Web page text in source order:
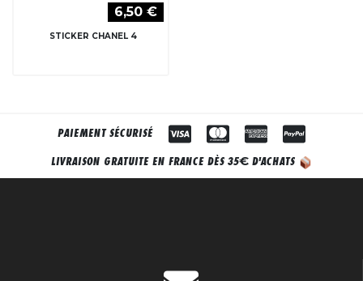
6,50 €
STICKER CHANEL 4
PAIEMENT SÉCURISÉ
LIVRAISON GRATUITE EN FRANCE DÈS 35€ D'ACHATS